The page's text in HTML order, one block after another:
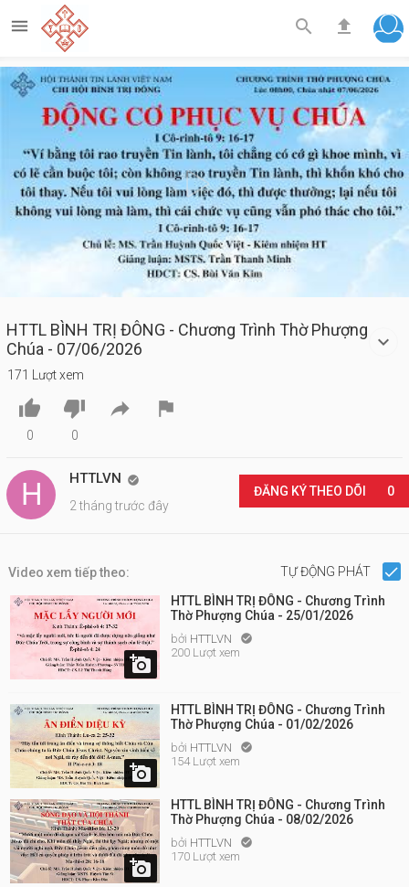
  
Play
Video
HTTL BÌNH TRỊ ĐÔNG - Chương Trình Thờ Phượng
Chúa - 07/06/2026
171 Lượt xem

0

0
 
HTTLVN 
2 tháng trước đây
ĐĂNG KÝ THEO DÕI 0
Video xem tiếp theo: TỰ ĐỘNG PHÁT

HTTL BÌNH TRỊ ĐÔNG - Chương Trình
Thờ Phượng Chúa - 25/01/2026
bởi HTTLVN 
200 Lượt xem

HTTL BÌNH TRỊ ĐÔNG - Chương Trình
Thờ Phượng Chúa - 01/02/2026
bởi HTTLVN 
154 Lượt xem

HTTL BÌNH TRỊ ĐÔNG - Chương Trình
Thờ Phượng Chúa - 08/02/2026
bởi HTTLVN 
170 Lượt xem